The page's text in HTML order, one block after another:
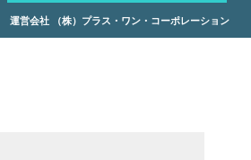
運営会社 （株）プラス・ワン・コーポレーション